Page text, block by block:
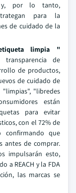
y, por lo tanto,
para la
de cuidado de la
limpia "
de
de productos,
de cuidado de
"libredes
están
para evitar
con el 72% de
que
antes de comprar.
impulsarán esto,
a REACH y la FDA
las marcas se